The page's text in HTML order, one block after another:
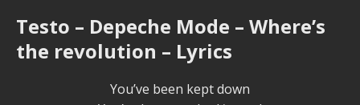
Testo – Depeche Mode – Where’s
the revolution – Lyrics
You’ve been kept down